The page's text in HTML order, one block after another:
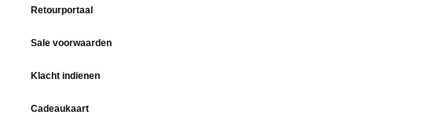
Retourportaal
Sale voorwaarden
Klacht indienen
Cadeaukaart